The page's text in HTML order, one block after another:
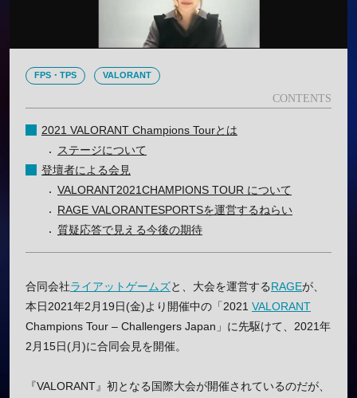
FPS・TPS VALORANT
2021 VALORANT Champions Tourとは
ステージについて
登壇者による会見
VALORANT2021CHAMPIONS TOUR について
RAGE VALORANTESPORTSを運営するねらい
質疑応答で見える今後の期待
合同会社ライアットゲームズと、大会を運営するRAGEが、
本日2021年2月19日(金)より開催中の「2021 VALORANT
Champions Tour – Challengers Japan」に先駆けて、2021年
2月15日(月)に合同会見を開催。
『VALORANT』初となる国際大会が開催されているのだが、